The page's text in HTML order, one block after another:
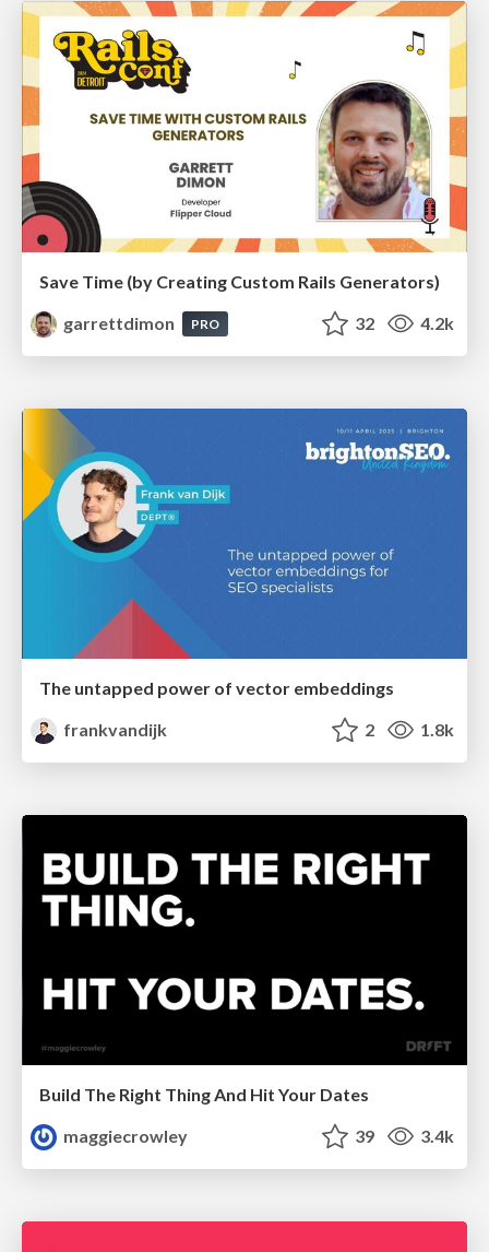
Save Time (by Creating Custom Rails Generators)
garrettdimon
PRO 32 4.2k
The untapped power of vector embeddings
frankvandijk
2 1.8k
Build The Right Thing And Hit Your Dates
maggiecrowley
39 3.4k